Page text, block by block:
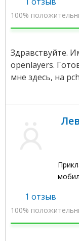
100%
Здравствуйте.
openlayers.
мне здесь, на
1 отзыв
100%